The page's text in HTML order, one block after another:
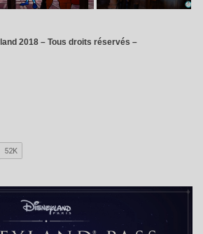
2018 – Tous droits réservés –